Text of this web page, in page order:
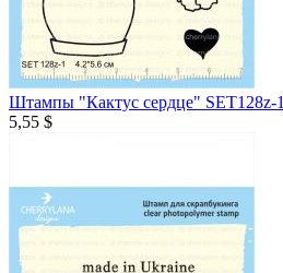
Штампы "Кактус сердце" SET128z-1
5,55 $